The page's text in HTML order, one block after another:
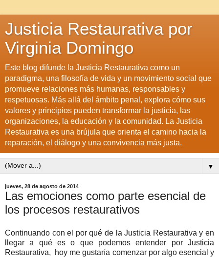
Justicia Restaurativa por
Virginia Domingo
Este blog difunde la Justicia Restaurativa como un
paradigma, una filosofía de vida y un movimiento social que
promueve relaciones más humanas, responsables y
respetuosas. Más allá del ámbito penal, explora cómo sus
valores y principios pueden transformar la justicia, las
organizaciones, la educación y la comunidad. La Justicia
Restaurativa es una brújula que orienta el camino hacia la
reparación, el diálogo y una convivencia más justa.
▼
jueves, 28 de agosto de 2014
Las emociones como parte esencial de
los procesos restaurativos
Continuando con el por qué de la Justicia Restaurativa y en
llegar a qué es o que podemos entender por Justicia
Restaurativa, hoy me gustaría comenzar por algo esencial y